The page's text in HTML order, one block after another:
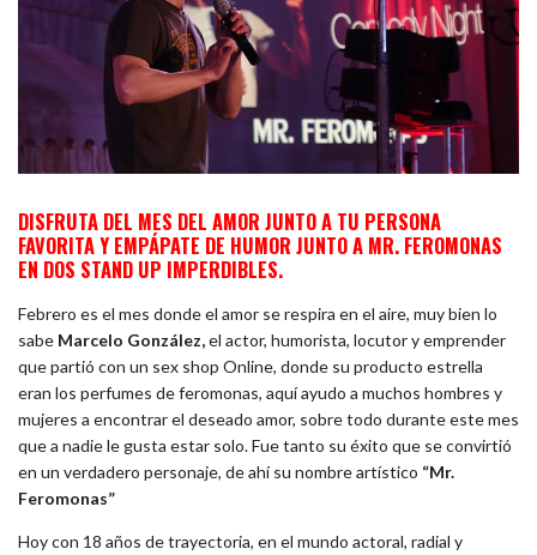
DISFRUTA DEL MES DEL AMOR JUNTO A TU PERSONA
FAVORITA Y EMPÁPATE DE HUMOR JUNTO A MR. FEROMONAS
EN DOS STAND UP IMPERDIBLES.
Febrero es el mes donde el amor se respira en el aire, muy bien lo
sabe Marcelo González,el actor, humorista, locutor y emprender
que partió con un sex shop Online, donde su producto estrella
eran los perfumes de feromonas, aquí ayudo a muchos hombres y
mujeres a encontrar el deseado amor, sobre todo durante este mes
que a nadie le gusta estar solo. Fue tanto su éxito que se convirtió
en un verdadero personaje, de ahí su nombre artístico “Mr.
Feromonas”
Hoy con 18 años de trayectoria, en el mundo actoral, radial y